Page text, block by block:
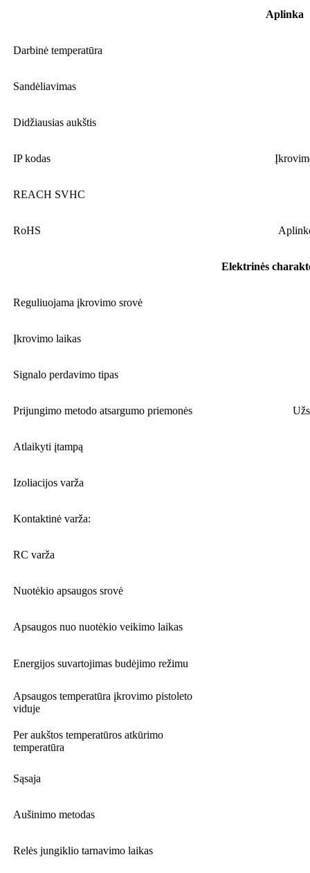
Aplinka
Darbinė temperatūra
Sandėliavimas
Didžiausias aukštis
IP kodas
REACH SVHC
RoHS
Elektrinės
Reguliuojama įkrovimo srovė
Įkrovimo laikas
Signalo perdavimo tipas
Prijungimo metodo atsargumo priemonės
Atlaikyti įtampą
Izoliacijos varža
Kontaktinė varža:
RC varža
Nuotėkio apsaugos srovė
Apsaugos nuo nuotėkio veikimo laikas
Energijos suvartojimas budėjimo režimu
Apsaugos temperatūra įkrovimo pistoleto
viduje
Per aukštos temperatūros atkūrimo
temperatūra
Sąsaja
Aušinimo metodas
Relės jungiklio tarnavimo laikas